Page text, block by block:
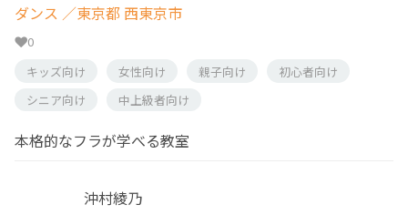
ダンス ／東京都 西東京市
0
キッズ向け
女性向け 親子向け
初心者向け
シニア向け
中上級者向け
本格的なフラが学べる教室
沖村綾乃